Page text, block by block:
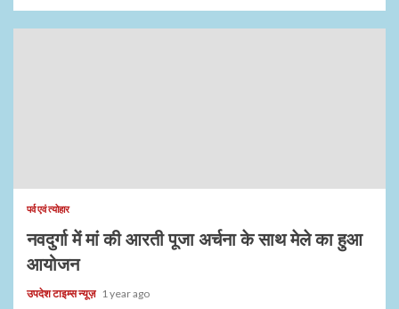
पर्व एवं त्योहार
नवदुर्गा में मां की आरती पूजा अर्चना के साथ मेले का हुआ
आयोजन
उपदेश टाइम्स न्यूज़ 1 year ago